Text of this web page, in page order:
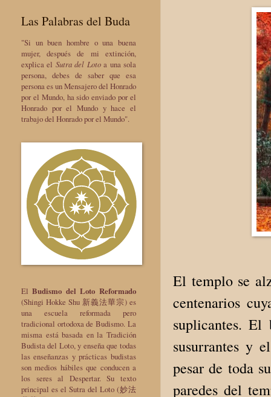
El templo se
centenarios
suplicantes. El
susurrantes y
pesar de toda
paredes del
Las Palabras del Buda
"Si un buen hombre o una buena
mujer, después de mi extinción,
explica el Sutra del Lotoa una sola
persona, debes de saber que esa
persona es un Mensajero del Honrado
por el Mundo, ha sido enviado por el
Honrado por el Mundo y hace el
trabajo del Honrado por el Mundo".
ElBudismo del Loto Reformado
(Shingi Hokke Shu 新義法華宗) es
una escuela reformada pero
tradicional ortodoxa de Budismo. La
misma está basada en la Tradición
Budista del Loto, y enseña que todas
las enseñanzas y prácticas budistas
son medios hábiles que conducen a
los seres al Despertar. Su texto
principal es el Sutra del Loto (妙法